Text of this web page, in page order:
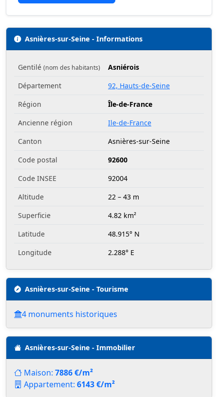
Asnières-sur-Seine - Informations
Gentilé (nom des habitants)
Asniérois
Département
92, Hauts-de-Seine
Région
Île-de-France
Ancienne région
Ile-de-France
Canton
Asnières-sur-Seine
Code postal
92600
Code INSEE
92004
Altitude
22 – 43 m
Superficie
4.82 km²
Latitude
48.915° N
Longitude
2.288° E
Asnières-sur-Seine - Tourisme
4 monuments historiques
Asnières-sur-Seine - Immobilier
Maison: 7886 €/m²
Appartement: 6143 €/m²